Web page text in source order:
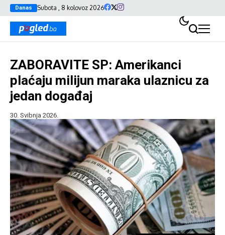
Danas Subota , 8 kolovoz 2026
ZABORAVITE SP: Amerikanci
plaćaju milijun maraka ulaznicu za
jedan događaj
30. Svibnja 2026.